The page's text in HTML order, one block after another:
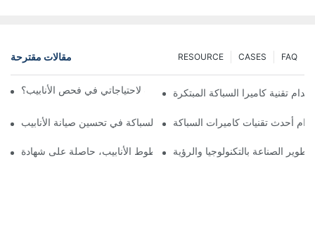
مقالات مقترحة FAQ
CASES
RESOURCE
كيف أختار حجم الكاميرا المناسب لاحتياجاتي في فحص الأنابيب؟
تقنية كاميرا السباكة المبتكرة
رؤية ما لا يُرى: دور كاميرات السباكة في تحسين صيانة الأنابيب
أحدث تقنيات كاميرات السباكة
الصناعة بالتكنولوجيا والرؤية